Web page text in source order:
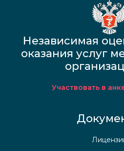
Независимая
оказания услуг
Участвовать в